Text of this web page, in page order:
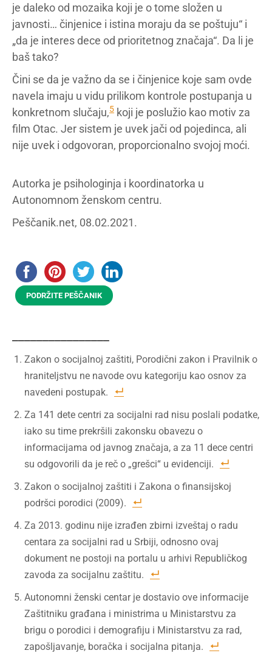
je daleko od mozaika koji je o tome složen u
javnosti… činjenice i istina moraju da se poštuju“ i
„da je interes dece od prioritetnog značaja“. Da li je
baš tako?
Čini se da je važno da se i činjenice koje sam ovde
navela imaju u vidu prilikom kontrole postupanja u
konkretnom slučaju,5 koji je poslužio kao motiv za
film Otac. Jer sistem je uvek jači od pojedinca, ali
nije uvek i odgovoran, proporcionalno svojoj moći.
Autorka je psihologinja i koordinatorka u
Autonomnom ženskom centru.
Peščanik.net, 08.02.2021.
PODRŽITE PEŠČANIK
Zakon o socijalnoj zaštiti, Porodični zakon i Pravilnik o
hraniteljstvu ne navode ovu kategoriju kao osnov za
navedeni postupak.
Za 141 dete centri za socijalni rad nisu poslali podatke,
iako su time prekršili zakonsku obavezu o
informacijama od javnog značaja, a za 11 dece centri
su odgovorili da je reč o „grešci“ u evidenciji.
Zakon o socijalnoj zaštiti i Zakona o finansijskoj
podršci porodici (2009).
Za 2013. godinu nije izrađen zbirni izveštaj o radu
centara za socijalni rad u Srbiji, odnosno ovaj
dokument ne postoji na portalu u arhivi Republičkog
zavoda za socijalnu zaštitu.
Autonomni ženski centar je dostavio ove informacije
Zaštitniku građana i ministrima u Ministarstvu za
brigu o porodici i demografiju i Ministarstvu za rad,
zapošljavanje, boračka i socijalna pitanja.